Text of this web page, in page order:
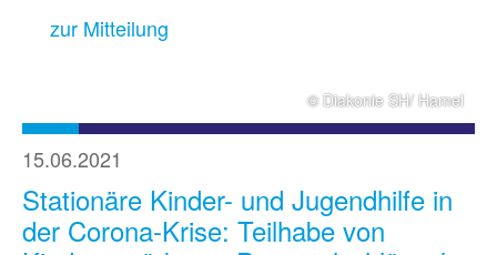
zur Mitteilung
© Diakonie SH/ Hamel
15.06.2021
Stationäre Kinder- und Jugendhilfe in
der Corona-Krise: Teilhabe von